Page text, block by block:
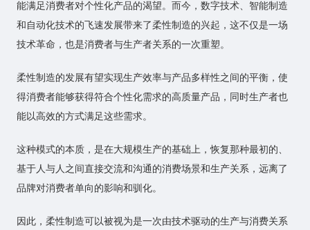
能满足消费者对个性化产品的渴望。而今，数字技术、智能制造
和自动化技术的飞速发展带来了柔性制造的兴起，这不仅是一场
技术革命，也是消费者与生产者关系的一次重塑。
柔性制造的发展有望实现生产效率与产品多样性之间的平衡，使
得消费者能够获得符合个性化需求的高质量产品，同时生产者也
能以高效的方式满足这些需求。
这种模式的本质，是在大规模生产的基础上，恢复那种最初的、
基于人与人之间直接交流和沟通的消费场景和生产关系，远离了
品牌对消费者单向的影响和驯化。
因此，柔性制造可以被视为是一次由技术驱动的生产与消费关系